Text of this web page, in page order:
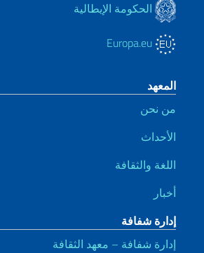
الحكومة الإيطالية
المعهد
من نحن
الأحداث
اللغة والثقافة
أخبار
إدارة شفافة
إدارة شفافة – معهد الثقافة